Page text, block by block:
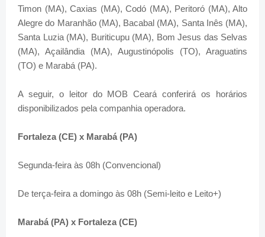
Timon (MA), Caxias (MA), Codó (MA), Peritoró (MA), Alto
Alegre do Maranhão (MA), Bacabal (MA), Santa Inês (MA),
Santa Luzia (MA), Buriticupu (MA), Bom Jesus das Selvas
(MA), Açailândia (MA), Augustinópolis (TO), Araguatins
(TO) e Marabá (PA).
A seguir, o leitor do MOB Ceará conferirá os horários
disponibilizados pela companhia operadora.
Fortaleza (CE) x Marabá (PA)
Segunda-feira às 08h (Convencional)
De terça-feira a domingo às 08h (Semi-leito e Leito+)
Marabá (PA) x Fortaleza (CE)